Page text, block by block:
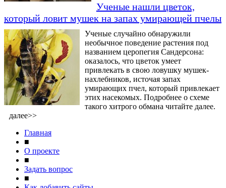
Ученые нашли цветок,
который ловит мушек на запах умирающей пчелы
Ученые случайно обнаружили
необычное поведение растения под
названием церопегия Сандерсона:
оказалось, что цветок умеет
привлекать в свою ловушку мушек-
нахлебников, источая запах
умирающих пчел, который привлекает
этих насекомых. Подробнее о схеме
такого хитрого обмана читайте далее.
далее>>
Главная
■
О проекте
■
Задать вопрос
■